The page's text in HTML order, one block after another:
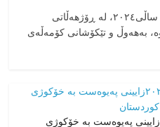
‎ڕاپۆرتی پێشێلکاری مافی مرۆڤی ساڵی٢٠٢٤، له ڕۆژهەڵاتی
کوردستان له لایەن ڕژێمی ئێرانەوە، بە‎هەوڵ و تێکۆشانی کۆمەڵەی
ڕاپۆرت و ئامارەکانی ساڵی ٢٠٢٢زایینی پەیوەست بە خۆکوژی